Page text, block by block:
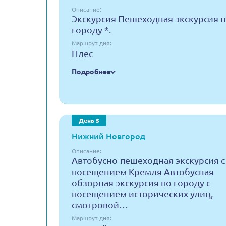
Описание:
Экскурсия Пешеходная экскурсия
городу *.
Маршрут дня:
Плес
Подробнее
День 5
Нижний Новгород
Описание:
Автобусно-пешеходная экскурсия с
посещением Кремля Автобусная
обзорная экскурсия по городу с
посещением исторических улиц,
смотровой…
Маршрут дня: